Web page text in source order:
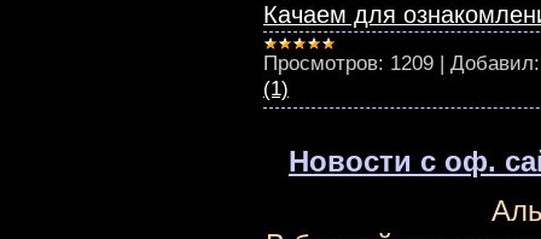
Качаем для
Просмотров: 1209 | Добавил:
(1)
Новости с оф.